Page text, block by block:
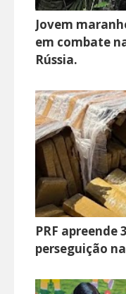
Jovem
em combate
Rússia.
PRF apreende
perseguição